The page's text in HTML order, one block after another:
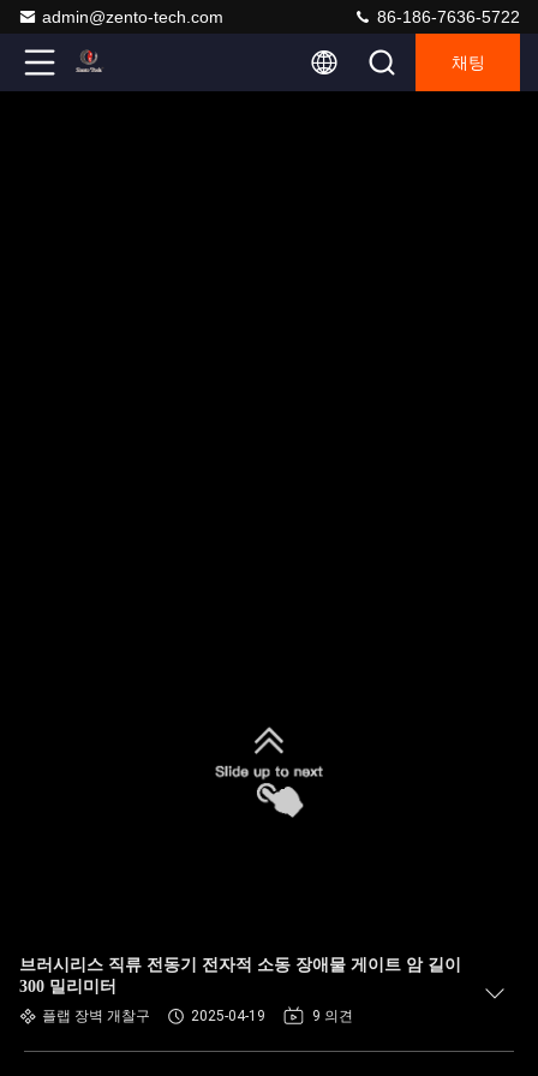
admin@zento-tech.com 86-186-7636-5722
채팅
브러시리스 직류 전동기 전자적 소동 장애물 게이트 암 길이
300 밀리미터
플랩 장벽 개찰구 2025-04-19 9 의견